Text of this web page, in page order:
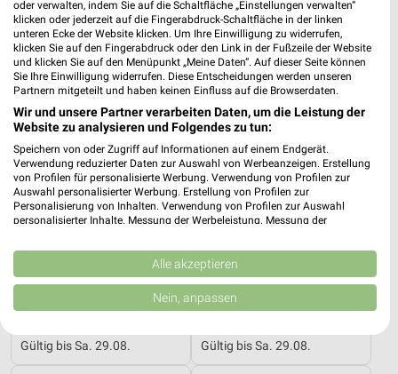
Gültig bis Mi. 30.09. Gültig bis Mi. 30.09.
Opti Wohnwelt
10,4 km
Gültig bis Sa. 29.08.
Opti Wohnwelt
10,4 km
Gültig bis Sa. 29.08.
oder verwalten, indem Sie auf die Schaltfläche „Einstellungen verwalten“
klicken oder jederzeit auf die Fingerabdruck-Schaltfläche in der linken
unteren Ecke der Website klicken. Um Ihre Einwilligung zu widerrufen,
klicken Sie auf den Fingerabdruck oder den Link in der Fußzeile der Website
und klicken Sie auf den Menüpunkt „Meine Daten“. Auf dieser Seite können
Sie Ihre Einwilligung widerrufen. Diese Entscheidungen werden unseren
Partnern mitgeteilt und haben keinen Einfluss auf die Browserdaten.
Wir und unsere Partner verarbeiten Daten, um die Leistung der
Website zu analysieren und Folgendes zu tun:
Speichern von oder Zugriff auf Informationen auf einem Endgerät.
Verwendung reduzierter Daten zur Auswahl von Werbeanzeigen. Erstellung
von Profilen für personalisierte Werbung. Verwendung von Profilen zur
Auswahl personalisierter Werbung. Erstellung von Profilen zur
Personalisierung von Inhalten. Verwendung von Profilen zur Auswahl
personalisierter Inhalte. Messung der Werbeleistung. Messung der
Kombinationen von Daten aus verschiedenen Quellen. Entwicklung und
Verbesserung der Angebote. Verwendung reduzierter Daten zur Auswahl
von Inhalten.
Daten können außerhalb der Europäischen Union weitergegeben und in die
USA gesendet werden.
Website/App.
Alle akzeptieren
Nein, anpassen